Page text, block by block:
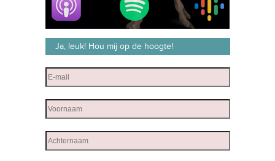
Ja, leuk! Hou mij op de hoogte!